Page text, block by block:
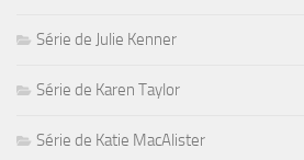
Série de Julie Kenner
Série de Karen Taylor
Série de Katie MacAlister